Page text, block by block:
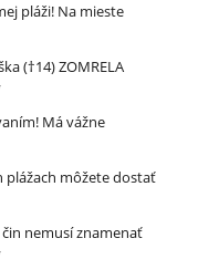
pláži! Na mieste
(†14) ZOMRELA
Má vážne
plážach môžete dostať
nemusí znamenať